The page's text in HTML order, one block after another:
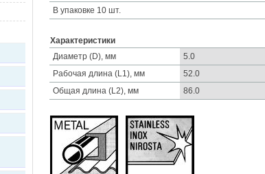
В упаковке 10 шт.
Характеристики
Диаметр (D), мм
5.0
Рабочая длина (L1), мм
52.0
Общая длина (L2), мм
86.0